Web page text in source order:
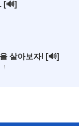
[🔊]
살아보자! [🔊]